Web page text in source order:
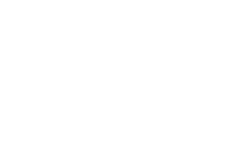
des „Handwerkers“ vor Augen
Vertrauen zu ihnen gefunden.